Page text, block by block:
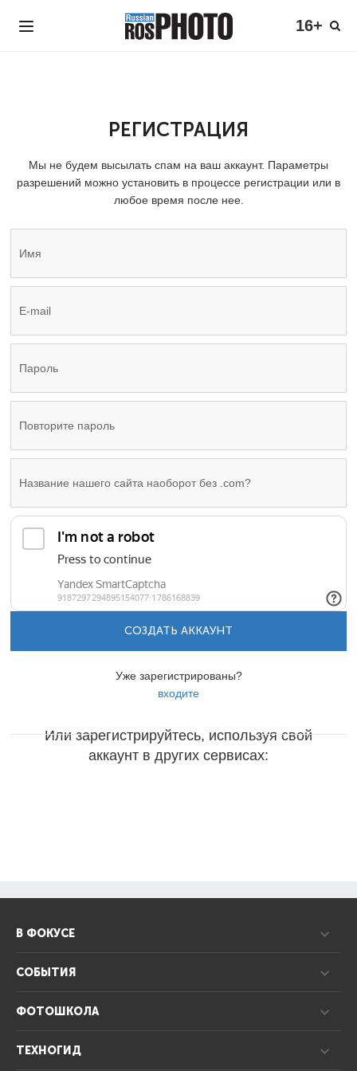
16+
РЕГИСТРАЦИЯ
Мы не будем высылать спам на ваш аккаунт. Параметры
разрешений можно установить в процессе регистрации или в
любое время после нее.
СОЗДАТЬ АККАУНТ
Уже зарегистрированы?
входите
Или зарегистрируйтесь, используя свой
аккаунт в других сервисах:
В ФОКУСЕ
СОБЫТИЯ
ФОТОШКОЛА
ТЕХНОГИД